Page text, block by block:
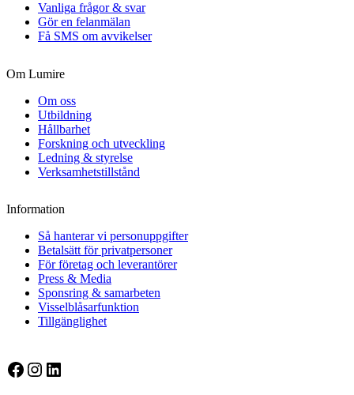
Vanliga frågor & svar
Gör en felanmälan
Få SMS om avvikelser
Om Lumire
Om oss
Utbildning
Hållbarhet
Forskning och utveckling
Ledning & styrelse
Verksamhetstillstånd
Information
Så hanterar vi personuppgifter
Betalsätt för privatpersoner
För företag och leverantörer
Press & Media
Sponsring & samarbeten
Visselblåsarfunktion
Tillgänglighet
Facebook Instagram LinkedIn